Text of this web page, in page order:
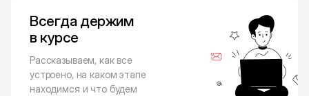
Всегда держим
в курсе
Рассказываем, как все
устроено, на каком этапе
находимся и что будем